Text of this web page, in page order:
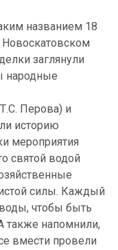
названием 18
Новоскатовском
заглянули
народные
Перова) и
историю
мероприятия
святой водой
силы. Каждый
чтобы быть
также напомнили,
вмести провели